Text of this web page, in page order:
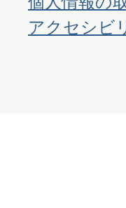
アクセシビ